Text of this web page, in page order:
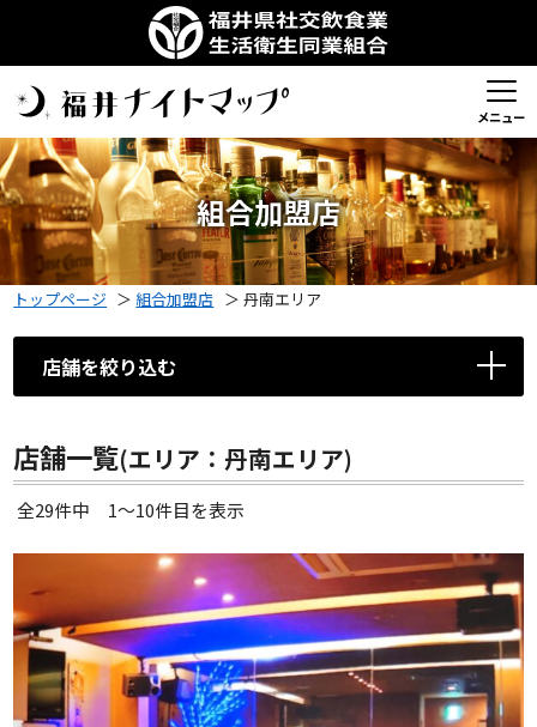
メニュー
組合加盟店
トップページ ＞組合加盟店 ＞ 丹南エリア
店舗を絞り込む
店舗一覧(エリア：丹南エリア)
全29件中 1〜10件目を表示